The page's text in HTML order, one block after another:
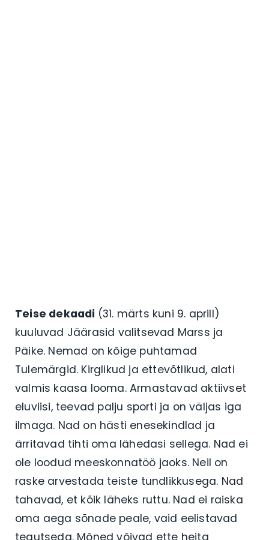
Teise dekaadi (31. märts kuni 9. aprill)
kuuluvad Jäärasid valitsevad Marss ja
Päike. Nemad on kõige puhtamad
Tulemärgid. Kirglikud ja ettevõtlikud, alati
valmis kaasa looma. Armastavad aktiivset
eluviisi, teevad palju sporti ja on väljas iga
ilmaga. Nad on hästi enesekindlad ja
ärritavad tihti oma lähedasi sellega. Nad ei
ole loodud meeskonnatöö jaoks. Neil on
raske arvestada teiste tundlikkusega. Nad
tahavad, et kõik läheks ruttu. Nad ei raiska
oma aega sõnade peale, vaid eelistavad
tegutseda. Mõned võivad ette heita